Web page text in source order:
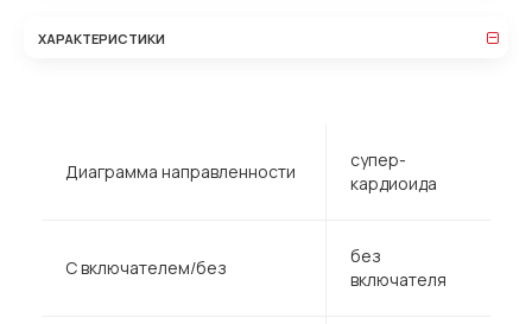
ХАРАКТЕРИСТИКИ
Диаграмма направленности
супер-
кардиоида
С включателем/без
без
включателя